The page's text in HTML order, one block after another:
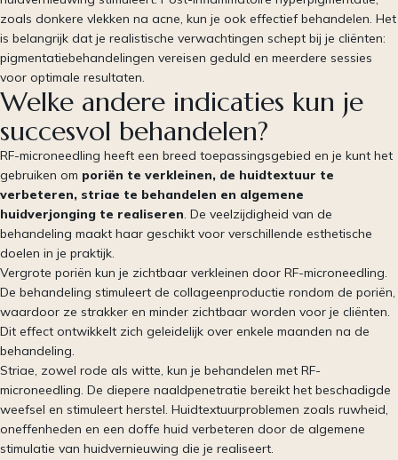
zoals donkere vlekken na acne, kun je ook effectief behandelen. Het
is belangrijk dat je realistische verwachtingen schept bij je cliënten:
pigmentatiebehandelingen vereisen geduld en meerdere sessies
voor optimale resultaten.
Welke andere indicaties kun je
succesvol behandelen?
RF-microneedling heeft een breed toepassingsgebied en je kunt het
gebruiken om poriën te verkleinen, de huidtextuur te
verbeteren, striae te behandelen en algemene
huidverjonging te realiseren . De veelzijdigheid van de
behandeling maakt haar geschikt voor verschillende esthetische
doelen in je praktijk.
Vergrote poriën kun je zichtbaar verkleinen door RF-microneedling.
De behandeling stimuleert de collageenproductie rondom de poriën,
waardoor ze strakker en minder zichtbaar worden voor je cliënten.
Dit effect ontwikkelt zich geleidelijk over enkele maanden na de
behandeling.
Striae, zowel rode als witte, kun je behandelen met RF-
microneedling. De diepere naaldpenetratie bereikt het beschadigde
weefsel en stimuleert herstel. Huidtextuurproblemen zoals ruwheid,
oneffenheden en een doffe huid verbeteren door de algemene
stimulatie van huidvernieuwing die je realiseert.